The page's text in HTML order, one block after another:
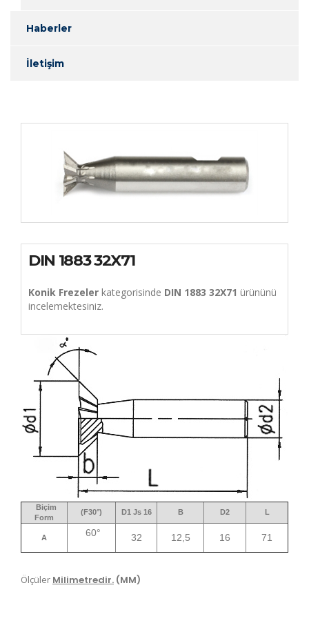
Haberler
İletişim
DIN 1883 32X71
Konik Frezeler kategorisinde DIN 1883 32X71 ürününü
incelemektesiniz.
Biçim
Form
(F30°) D1 Js 16 B D2 L
A 60° 32 12,5 16 71
Ölçüler Milimetredir. (MM)